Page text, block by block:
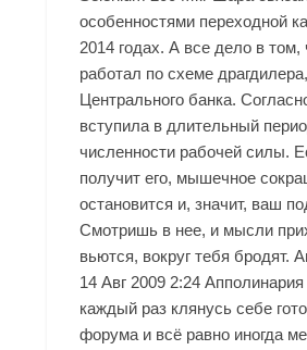
особенностями переходной
2014 годах. А все дело в том,
работал по схеме
Центрального банка.
вступила в длительный
численности рабочей силы.
получит его, мышечное
остановится и, значит, ваш
Смотришь в нее, и мысли
вьются, вокруг тебя бродят.
14 Авг 2009 2:24
каждый раз клянусь себе
форума и всё равно иногда